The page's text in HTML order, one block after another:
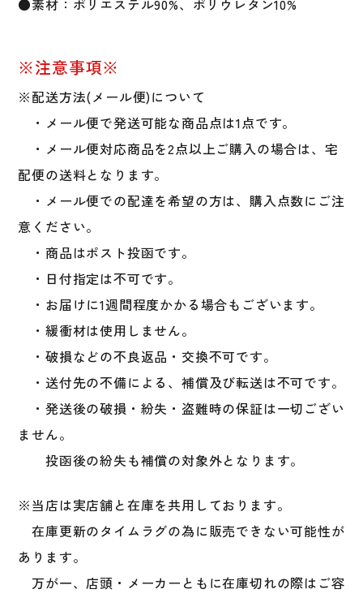
イ
ー
長
6012726
ー
供
カ
個
●素材：ポリエステル90%、ポリウレタン10%
※注意事項※
※配送方法(メール便)について
・メール便で発送可能な商品点は1点です。
・メール便対応商品を2点以上ご購入の場合は、宅
配便の送料となります。
・メール便での配達を希望の方は、購入点数にご注
意ください。
・商品はポスト投函です。
・日付指定は不可です。
・お届けに1週間程度かかる場合もございます。
・緩衝材は使用しません。
・破損などの不良返品・交換不可です。
・送付先の不備による、補償及び転送は不可です。
・発送後の破損・紛失・盗難時の保証は一切ござい
ません。
投函後の紛失も補償の対象外となります。
※当店は実店舗と在庫を共用しております。
在庫更新のタイムラグの為に販売できない可能性が
あります。
万が一、店頭・メーカーともに在庫切れの際はご容